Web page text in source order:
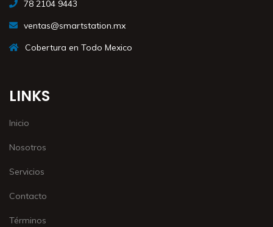
78 2104 9443
ventas@smartstation.mx
Cobertura en Todo Mexico
LINKS
Inicio
Nosotros
Servicios
Contacto
Términos